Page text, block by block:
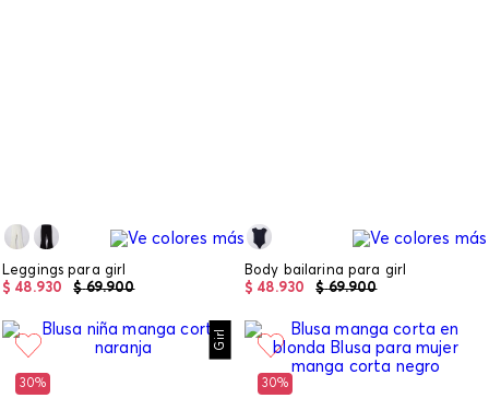
Leggings para girl
$ 69.900
$ 48.930
Body bailarina para girl
$ 69.900
$ 48.930
Girl
30% 30%